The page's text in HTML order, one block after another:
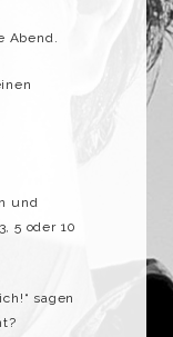
Abend.
und
5 oder 10
sagen